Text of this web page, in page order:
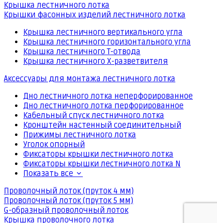
Крышка лестничного лотка
Крышки фасонных изделий лестничного лотка
Крышка лестничного вертикального угла
Крышка лестничного горизонтального угла
Крышка лестничного Т-отвода
Крышка лестничного Х-разветвителя
Аксессуары для монтажа лестничного лотка
Дно лестничного лотка неперфорированное
Дно лестничного лотка перфорированное
Кабельный спуск лестничного лотка
Кронштейн настенный соединительный
Прижимы лестничного лотка
Уголок опорный
Фиксаторы крышки лестничного лотка
Фиксаторы крышки лестничного лотка N
Показать все
Проволочный лоток (пруток 4 мм)
Проволочный лоток (пруток 5 мм)
G-образный проволочный лоток
Крышка проволочного лотка